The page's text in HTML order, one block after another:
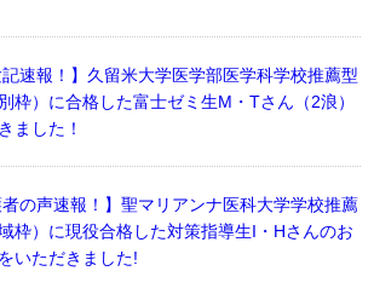
記速報！】久留米大学医学部医学科学校推薦型
枠）に合格した富士ゼミ生M・Tさん（2浪）
ました！
者の声速報！】聖マリアンナ医科大学学校推薦
枠）に現役合格した対策指導生I・Hさんのお
いただきました!